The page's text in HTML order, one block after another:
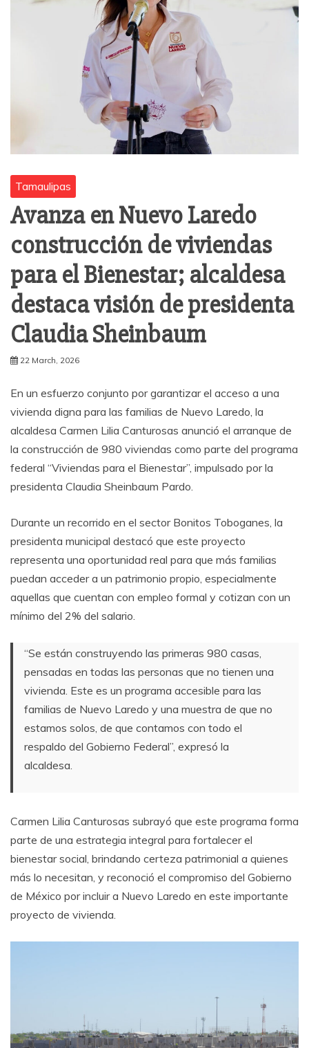
Tamaulipas
Avanza en Nuevo Laredo
construcción de viviendas
para el Bienestar; alcaldesa
destaca visión de presidenta
Claudia Sheinbaum
22 March, 2026
En un esfuerzo conjunto por garantizar el acceso a una
vivienda digna para las familias de Nuevo Laredo, la
alcaldesa Carmen Lilia Canturosas anunció el arranque de
la construcción de 980 viviendas como parte del programa
federal “Viviendas para el Bienestar”, impulsado por la
presidenta Claudia Sheinbaum Pardo.
Durante un recorrido en el sector Bonitos Toboganes, la
presidenta municipal destacó que este proyecto
representa una oportunidad real para que más familias
puedan acceder a un patrimonio propio, especialmente
aquellas que cuentan con empleo formal y cotizan con un
mínimo del 2% del salario.
“Se están construyendo las primeras 980 casas,
pensadas en todas las personas que no tienen una
vivienda. Este es un programa accesible para las
familias de Nuevo Laredo y una muestra de que no
estamos solos, de que contamos con todo el
respaldo del Gobierno Federal”, expresó la
alcaldesa.
Carmen Lilia Canturosas subrayó que este programa forma
parte de una estrategia integral para fortalecer el
bienestar social, brindando certeza patrimonial a quienes
más lo necesitan, y reconoció el compromiso del Gobierno
de México por incluir a Nuevo Laredo en este importante
proyecto de vivienda.